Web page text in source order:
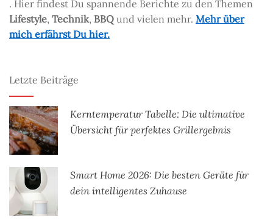
. Hier findest Du spannende Berichte zu den Themen
Lifestyle, Technik, BBQ und vielen mehr. Mehr über
mich erfährst Du hier.
Letzte Beiträge
Kerntemperatur Tabelle: Die ultimative
Übersicht für perfektes Grillergebnis
Smart Home 2026: Die besten Geräte für
dein intelligentes Zuhause